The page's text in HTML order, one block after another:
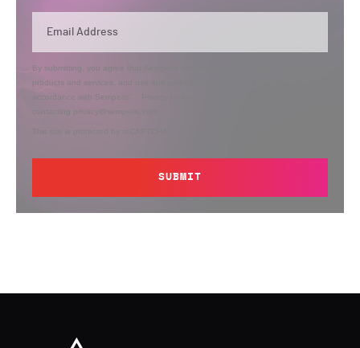
By submitting, you agree that Semperis may send you information regarding its
products and services, and use and process your personal information in
accordance with Semperis’
contacting privacy@semperis.com.
SUBMIT